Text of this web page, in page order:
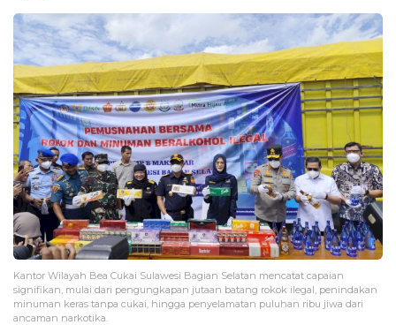
Kantor Wilayah Bea Cukai Sulawesi Bagian Selatan mencatat capaian
signifikan, mulai dari pengungkapan jutaan batang rokok ilegal, penindakan
minuman keras tanpa cukai, hingga penyelamatan puluhan ribu jiwa dari
ancaman narkotika.